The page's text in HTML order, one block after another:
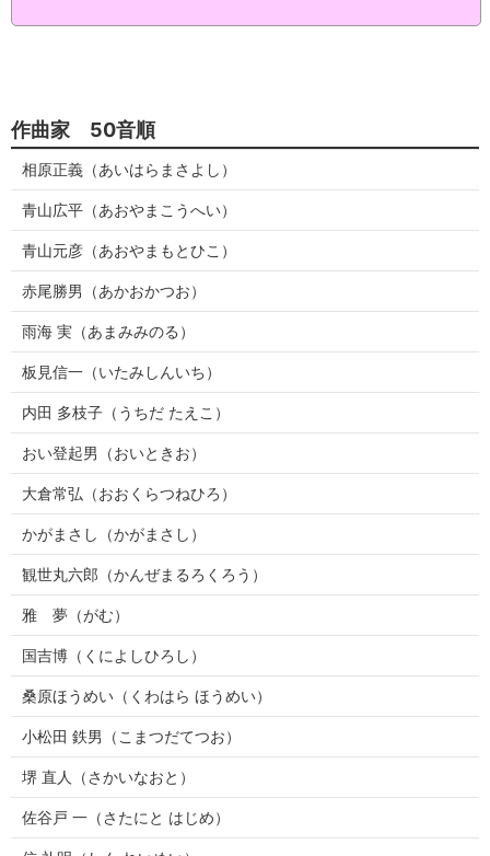
作曲家 50音順
相原正義（あいはらまさよし）
青山広平（あおやまこうへい）
青山元彦（あおやまもとひこ）
赤尾勝男（あかおかつお）
雨海 実（あまみみのる）
板見信一（いたみしんいち）
内田 多枝子（うちだ たえこ）
おい登起男（おいときお）
大倉常弘（おおくらつねひろ）
かがまさし（かがまさし）
観世丸六郎（かんぜまるろくろう）
雅 夢（がむ）
国吉博（くによしひろし）
桑原ほうめい（くわはら ほうめい）
小松田 鉄男（こまつだてつお）
堺 直人（さかいなおと）
佐谷戸 一（さたにと はじめ）